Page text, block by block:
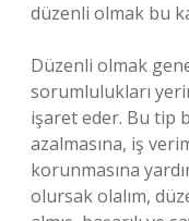
düzenli olmak bu
Düzenli olmak
sorumlulukları
işaret eder. Bu tip
azalmasına, iş
korunmasına
olursak olalım,